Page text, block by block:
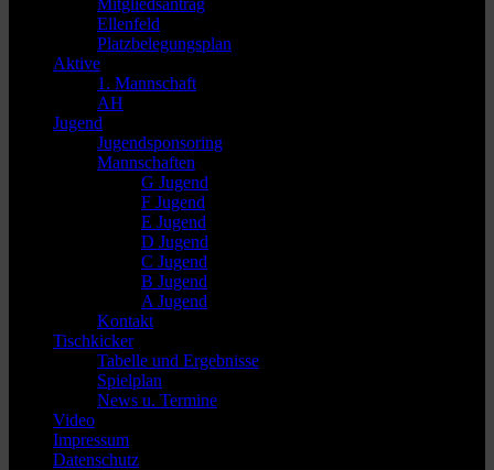
Mitgliedsantrag
Ellenfeld
Platzbelegungsplan
Aktive
1. Mannschaft
AH
Jugend
Jugendsponsoring
Mannschaften
G Jugend
F Jugend
E Jugend
D Jugend
C Jugend
B Jugend
A Jugend
Kontakt
Tischkicker
Tabelle und Ergebnisse
Spielplan
News u. Termine
Video
Impressum
Datenschutz